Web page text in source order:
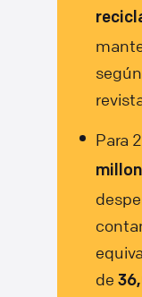
Para
de